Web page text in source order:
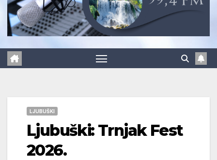
LJUBUŠKI
Ljubuški: Trnjak Fest
2026.